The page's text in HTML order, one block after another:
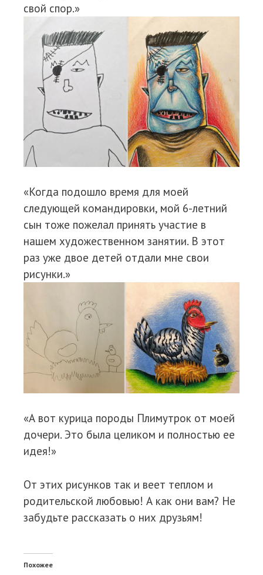
свой спор.»
«Когда подошло время для моей
следующей командировки, мой 6-летний
сын тоже пожелал принять участие в
нашем художественном занятии. В этот
раз уже двое детей отдали мне свои
рисунки.»
«А вот курица породы Плимутрок от моей
дочери. Это была целиком и полностью ее
идея!»
От этих рисунков так и веет теплом и
родительской любовью! А как они вам? Не
забудьте рассказать о них друзьям!
Похожее